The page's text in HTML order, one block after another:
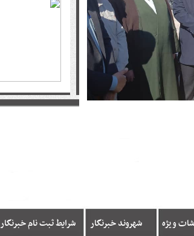
ویژه شهروند خبرنگار شرایط ثبت نام خبرنگار